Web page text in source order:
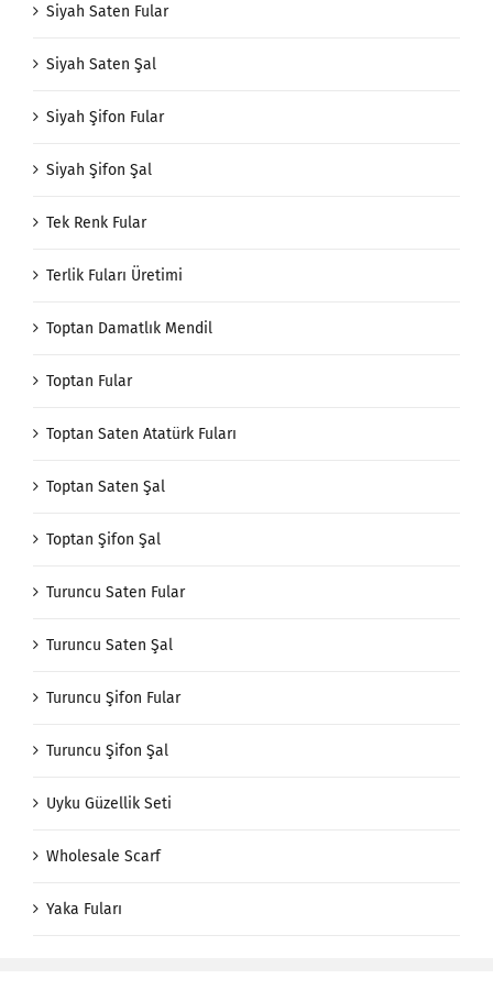
Siyah Saten Fular
Siyah Saten Şal
Siyah Şifon Fular
Siyah Şifon Şal
Tek Renk Fular
Terlik Fuları Üretimi
Toptan Damatlık Mendil
Toptan Fular
Toptan Saten Atatürk Fuları
Toptan Saten Şal
Toptan Şifon Şal
Turuncu Saten Fular
Turuncu Saten Şal
Turuncu Şifon Fular
Turuncu Şifon Şal
Uyku Güzellik Seti
Wholesale Scarf
Yaka Fuları